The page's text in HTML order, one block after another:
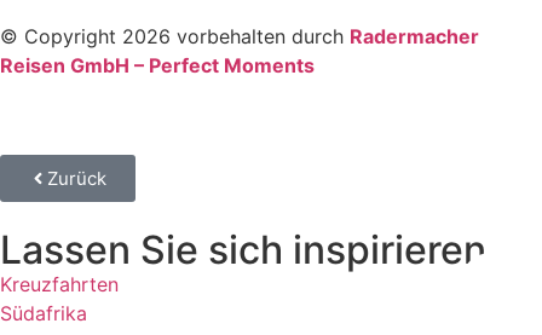
© Copyright 2026 vorbehalten durch Radermacher
Reisen GmbH – Perfect Moments
Zurück
Lassen Sie sich inspirieren
Kreuzfahrten
Südafrika